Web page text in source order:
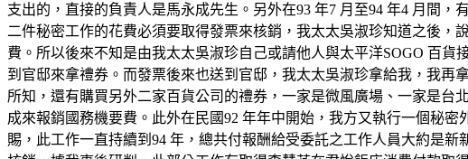
支出的，直接的負責人是馬永成先生。另外在93 年7 月至94 年4 月間
二件秘密工作的花費必須要取得發票來核銷，我太太吳淑珍知道之後
費。所以後來不知是由我太太吳淑珍自己或請他人與太平洋SOGO 百
到官邸來拿禮券。而發票後來也送到官邸，我太太吳淑珍拿給我，我
所知，還有購買另外二家百貨公司的禮券，一家是微風廣場、一家是台
成來報銷國務機要費。此外在民國92 年年中開始，我方又執行一個秘
賜，此工作一直持續到94 年，總共付報酬給受委託之工作人員大約是